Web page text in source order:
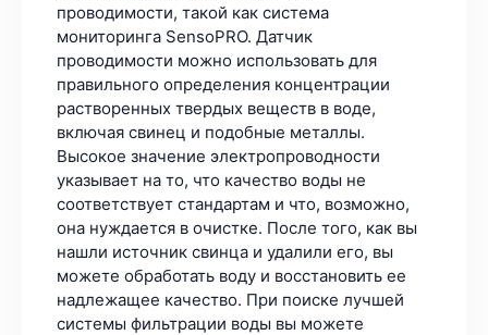
проводимости, такой как система
мониторинга SensoPRO. Датчик
проводимости можно использовать для
правильного определения концентрации
растворенных твердых веществ в воде,
включая свинец и подобные металлы.
Высокое значение электропроводности
указывает на то, что качество воды не
соответствует стандартам и что, возможно,
она нуждается в очистке. После того, как вы
нашли источник свинца и удалили его, вы
можете обработать воду и восстановить ее
надлежащее качество. При поиске лучшей
системы фильтрации воды вы можете